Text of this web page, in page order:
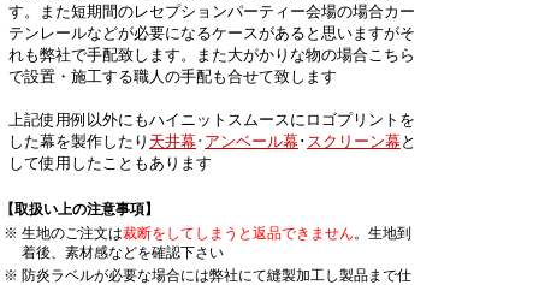
す。また短期間のレセプションパーティー会場の場合カー
テンレールなどが必要になるケースがあると思いますがそ
れも弊社で手配致します。また大がかりな物の場合こちら
で設置・施工する職人の手配も合せて致します
上記使用例以外にもハイニットスムースにロゴプリントを
した幕を製作したり 天井幕･ アンベール幕･ スクリーン幕と
して使用したこともあります
【取扱い上の注意事項】
※ 生地のご注文は裁断をしてしまうと返品できません。生地到
着後、素材感などを確認下さい
※ 防炎ラベルが必要な場合には弊社にて縫製加工し製品まで仕